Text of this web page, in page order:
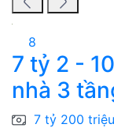
8
7 tỷ 2 -
nhà 3
7 tỷ 200 triệu